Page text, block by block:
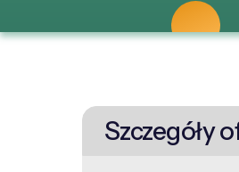
Szczegóły